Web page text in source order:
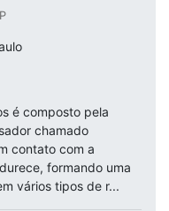
é composto pela
chamado
contato com a
formando uma
vários tipos de r...